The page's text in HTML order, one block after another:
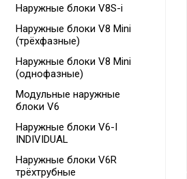
Наружные блоки V8S-i
Наружные блоки V8 Mini
(трёхфазные)
Наружные блоки V8 Mini
(однофазные)
Модульные наружные
блоки V6
Наружные блоки V6-I
INDIVIDUAL
Наружные блоки V6R
трёхтрубные